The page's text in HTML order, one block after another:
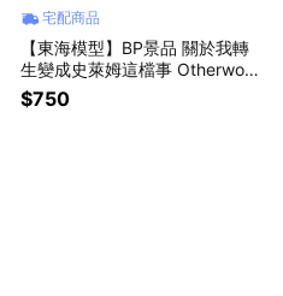
宅配商品
【東海模型】BP景品 關於我轉
生變成史萊姆這檔事 Otherworl
der Plus 魔王利姆路·坦派斯特 S
pecial ver. 眼鏡牌 BANPRESTO
$750